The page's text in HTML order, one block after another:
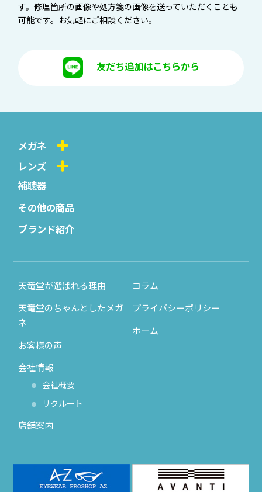
す。修理箇所の画像や処方箋の画像を送っていただくことも
可能です。お気軽にご相談ください。
友だち追加はこちらから
メガネ
レンズ
補聴器
その他の商品
ブランド紹介
天竜堂が選ばれる理由
天竜堂のちゃんとしたメガ
ネ
お客様の声
会社情報
会社概要
リクルート
店舗案内
コラム
プライバシーポリシー
ホーム